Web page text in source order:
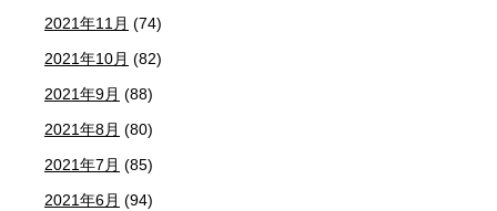
2021年11月 (74)
2021年10月 (82)
2021年9月 (88)
2021年8月 (80)
2021年7月 (85)
2021年6月 (94)